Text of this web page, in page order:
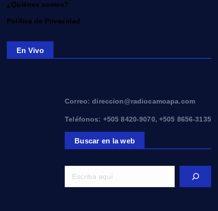
¿Quiénes somos?
Política de Privacidad
En Vivo
Correo: direccion@radiocamoapa.com
Teléfonos: +505 8420-9070, +505 8656-3135
Buscar en la web